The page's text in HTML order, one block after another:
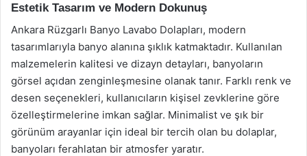
Estetik Tasarım ve Modern Dokunuş
Ankara Rüzgarlı Banyo Lavabo Dolapları, modern
tasarımlarıyla banyo alanına şıklık katmaktadır. Kullanılan
malzemelerin kalitesi ve dizayn detayları, banyoların
görsel açıdan zenginleşmesine olanak tanır. Farklı renk ve
desen seçenekleri, kullanıcıların kişisel zevklerine göre
özelleştirmelerine imkan sağlar. Minimalist ve şık bir
görünüm arayanlar için ideal bir tercih olan bu dolaplar,
banyoları ferahlatan bir atmosfer yaratır.